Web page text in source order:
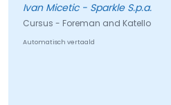
Ivan Micetic - Sparkle S.p.a.
Cursus - Foreman and Katello
Automatisch vertaald